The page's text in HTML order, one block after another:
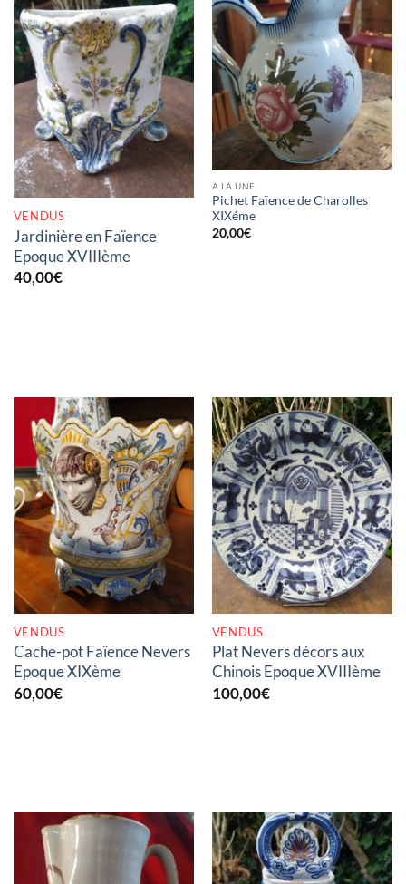
RUPTURE DE STOCK
VENDUS
Jardinière en Faïence
Epoque XVIIIème
40,00€
A LA UNE
Pichet Faïence de Charolles
XIXéme
20,00€
RUPTURE DE STOCK
VENDUS
Cache-pot Faïence Nevers
Epoque XIXème
60,00€
RUPTURE DE STOCK
VENDUS
Plat Nevers décors aux
Chinois Epoque XVIIIème
100,00€